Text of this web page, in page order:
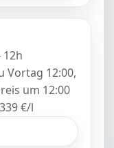
12h
Vortag 12:00,
um 12:00
€/l